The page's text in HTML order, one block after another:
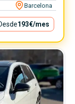
Barcelona
193€/mes